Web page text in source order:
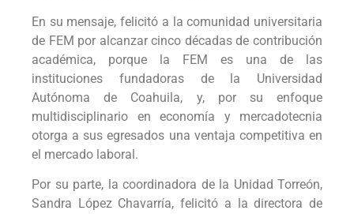
En su mensaje, felicitó a la comunidad universitaria
de FEM por alcanzar cinco décadas de contribución
académica, porque la FEM es una de las
instituciones fundadoras de la Universidad
Autónoma de Coahuila, y, por su enfoque
multidisciplinario en economía y mercadotecnia
otorga a sus egresados una ventaja competitiva en
el mercado laboral.
Por su parte, la coordinadora de la Unidad Torreón,
Sandra López Chavarría, felicitó a la directora de